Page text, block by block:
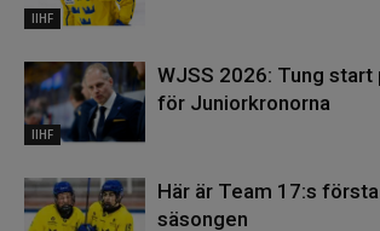
IIHF
IIHF
WJSS 2026: Tung start
för Juniorkronorna
Här är Team 17:s
säsongen